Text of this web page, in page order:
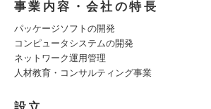
事業内容・会社の特長
パッケージソフトの開発
コンピュータシステムの開発
ネットワーク運用管理
人材教育・コンサルティング事業